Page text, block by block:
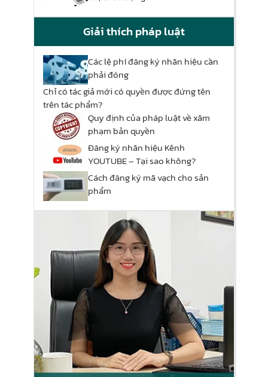
Giải thích pháp luật
Các lệ phí đăng ký nhãn hiệu cần
phải đóng
Chỉ có tác giả mới có quyền được đứng tên
trên tác phẩm?
Quy định của pháp luật về xâm
phạm bản quyền
Đăng ký nhãn hiệu Kênh
YOUTUBE – Tại sao không?
Cách đăng ký mã vạch cho sản
phẩm